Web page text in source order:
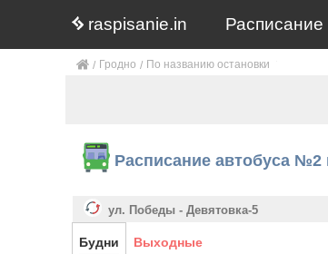
raspisanie.in Расписание
Гродно По названию остановки
Расписание автобуса №2
ул. Победы - Девятовка-5
Будни Выходные